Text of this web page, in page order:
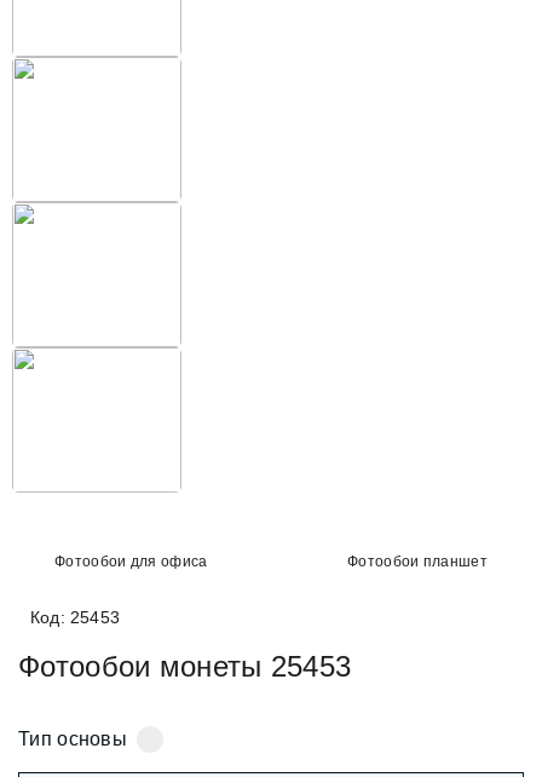
Фотообои для офиса Фотообои планшет
Код: 25453
Фотообои монеты 25453
Тип основы